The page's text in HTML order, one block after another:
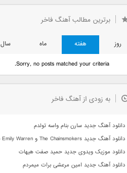
بانی بنام قرص قمر 2
یاسینی بنام دورترین نزدیک
برترین مطالب آهنگ فاخر
روز هفته ماه
سال
Sorry, no posts matched your criteria.
به زودی از آهنگ فاخر
دانلود آهنگ جدید سارن بنام واسه تولدم
دانلود آهنگ جدید The Chainsmokers و Emily Warren بنام Side Effects
دانلود موزیک ویدوی جدید حمید صفت هیهات
دانلود آهنگ جدید امین مرعشی برات میمردم